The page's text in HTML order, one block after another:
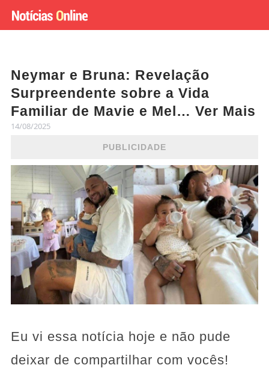
Neymar e Bruna: Revelação
Surpreendente sobre a Vida
Familiar de Mavie e Mel… Ver Mais
14/08/2025
PUBLICIDADE
Eu vi essa notícia hoje e não pude
deixar de compartilhar com vocês!